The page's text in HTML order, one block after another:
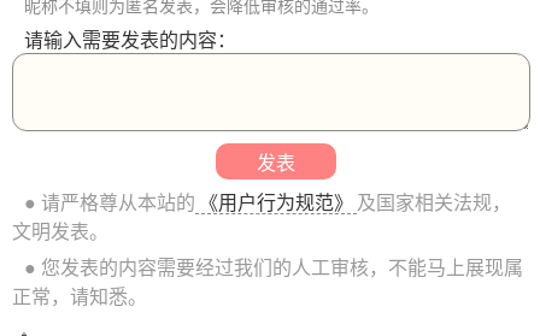
昵称不填则为匿名发表，会降低审核的通过率。
请输入需要发表的内容：
● 请严格尊从本站的 《用户行为规范》
及国家相关法规，
文明发表。
● 您发表的内容需要经过我们的人工审核，不能马上展现属
正常，请知悉。